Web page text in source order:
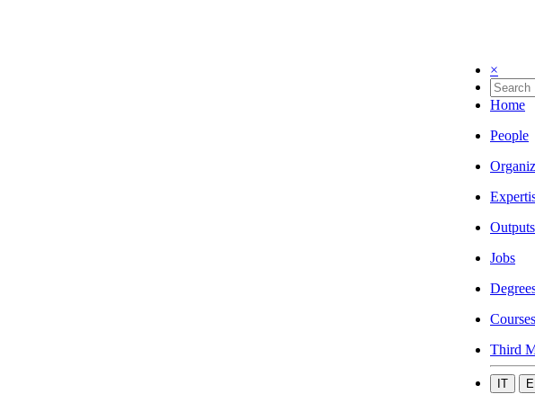
×
Home
People
Outputs
Jobs
Courses
Third
IT